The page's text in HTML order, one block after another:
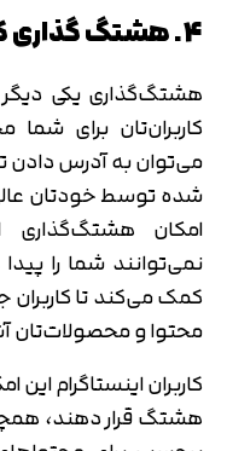
4. هشتگ گذاری کنید
هشتگ‌گذاری یکی دیگر
کاربران‌تان برای
می‌توان به آدرس دادن
شده توسط خودتان
امکان هشتگ‌گذاری
نمی‌توانند شما را
کمک می‌کند تا کاربران
محتوا و محصولات‌تان
هشتگ قرار دهند،